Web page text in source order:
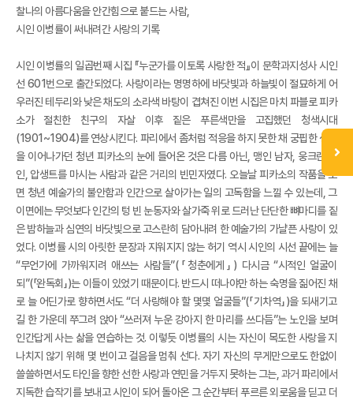
찰나의 아름다움을 안간힘으로 붙드는 사람,
시인 이병률이 써내려간 사랑의 기록
시인 이병률의 일곱번째 시집 『누군가를 이토록 사랑한 적』이 문학과지성사 시인
선 601번으로 출간되었다. 사랑이라는 명명하에 바닷빛과 하늘빛이 절묘하게 어
우러진 테두리와 낮은 채도의 소라색 바탕이 겹쳐진 이번 시집은 마치 파블로 피카
소가 절친한 친구의 자살 이후 짙은 푸른색만을 고집했던 청색시대
(1901~1904)를 연상시킨다. 파리에서 좀처럼 적응을 하지 못한 채 궁핍한 생활
을 이어나가던 청년 피카소의 눈에 들어온 것은 다름 아닌, 맹인 남자, 웅크린 여
인, 압생트를 마시는 사람과 같은 거리의 빈민자였다. 오늘날 피카소의 작품을 보
면 청년 예술가의 불안함과 인간으로 살아가는 일의 고독함을 느낄 수 있는데, 그
이면에는 무엇보다 인간의 텅 빈 눈동자와 살가죽 위로 드러난 단단한 뼈마디를 짙
은 밤하늘과 심연의 바닷빛으로 고스란히 담아내려 한 예술가의 가냘픈 사랑이 있
었다. 이병률 시의 아릿한 문장과 지워지지 않는 허기 역시 시인의 시선 끝에는 늘
“무언가에 가까워지려 애쓰는 사람들”(「청춘에게」) 다시금 “시적인 얼굴이
되”(「완독회」)는 이들이 있었기 때문이다. 반드시 떠나야만 하는 숙명을 짊어진 채
로 늘 어딘가로 향하면서도 “더 사랑해야 할 몇몇 얼굴들”(「기차역」)을 되새기고
길 한 가운데 쭈그려 앉아 “쓰러져 누운 강아지 한 마리를 쓰다듬”는 노인을 보며
인간답게 사는 삶을 연습하는 것. 이렇듯 이병률의 시는 자신이 목도한 사랑을 지
나치지 않기 위해 몇 번이고 걸음을 멈춰 선다. 자기 자신의 무게만으로도 한없이
쓸쓸하면서도 타인을 향한 선한 사랑과 연민을 거두지 못하는 그는, 과거 파리에서
지독한 습작기를 보내고 시인이 되어 돌아온 그 순간부터 푸르른 외로움을 딛고 더